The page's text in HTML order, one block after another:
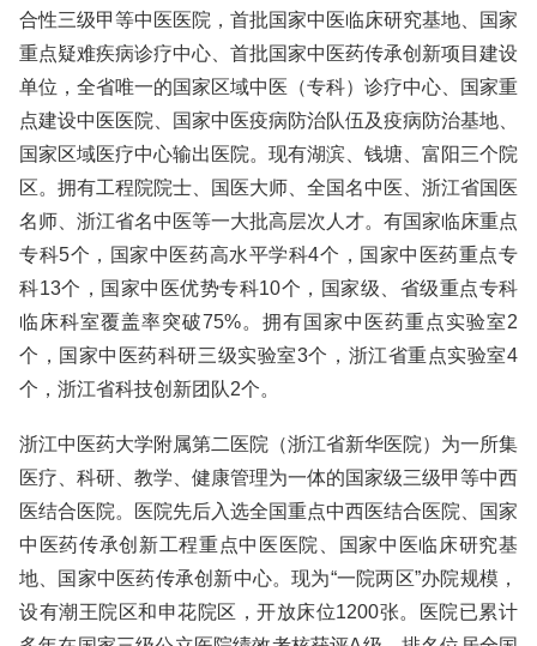
合性三级甲等中医医院，首批国家中医临床研究基地、国家
重点疑难疾病诊疗中心、首批国家中医药传承创新项目建设
单位，全省唯一的国家区域中医（专科）诊疗中心、国家重
点建设中医医院、国家中医疫病防治队伍及疫病防治基地、
国家区域医疗中心输出医院。现有湖滨、钱塘、富阳三个院
区。拥有工程院院士、国医大师、全国名中医、浙江省国医
名师、浙江省名中医等一大批高层次人才。有国家临床重点
专科5个，国家中医药高水平学科4个，国家中医药重点专
科13个，国家中医优势专科10个，国家级、省级重点专科
临床科室覆盖率突破75%。拥有国家中医药重点实验室2
个，国家中医药科研三级实验室3个，浙江省重点实验室4
个，浙江省科技创新团队2个。
浙江中医药大学附属第二医院（浙江省新华医院）为一所集
医疗、科研、教学、健康管理为一体的国家级三级甲等中西
医结合医院。医院先后入选全国重点中西医结合医院、国家
中医药传承创新工程重点中医医院、国家中医临床研究基
地、国家中医药传承创新中心。现为“一院两区”办院规模，
设有潮王院区和申花院区，开放床位1200张。医院已累计